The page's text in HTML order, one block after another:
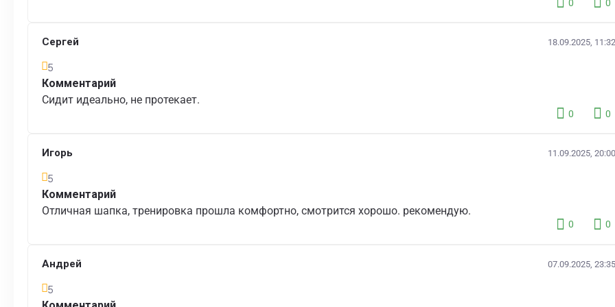
0 0
Сергей 18.09.2025, 11:32
5
Комментарий
Сидит идеально, не протекает.
0 0
Игорь 11.09.2025, 20:00
5
Комментарий
Отличная шапка, тренировка прошла комфортно, смотрится хорошо. рекомендую.
0 0
Андрей 07.09.2025, 23:35
5